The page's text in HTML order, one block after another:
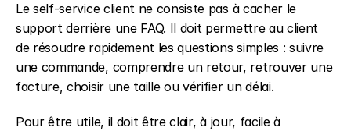
Le self-service client ne consiste pas à cacher le
support derrière une FAQ. Il doit permettre au client
de résoudre rapidement les questions simples : suivre
une commande, comprendre un retour, retrouver une
facture, choisir une taille ou vérifier un délai.
Pour être utile, il doit être clair, à jour, facile à